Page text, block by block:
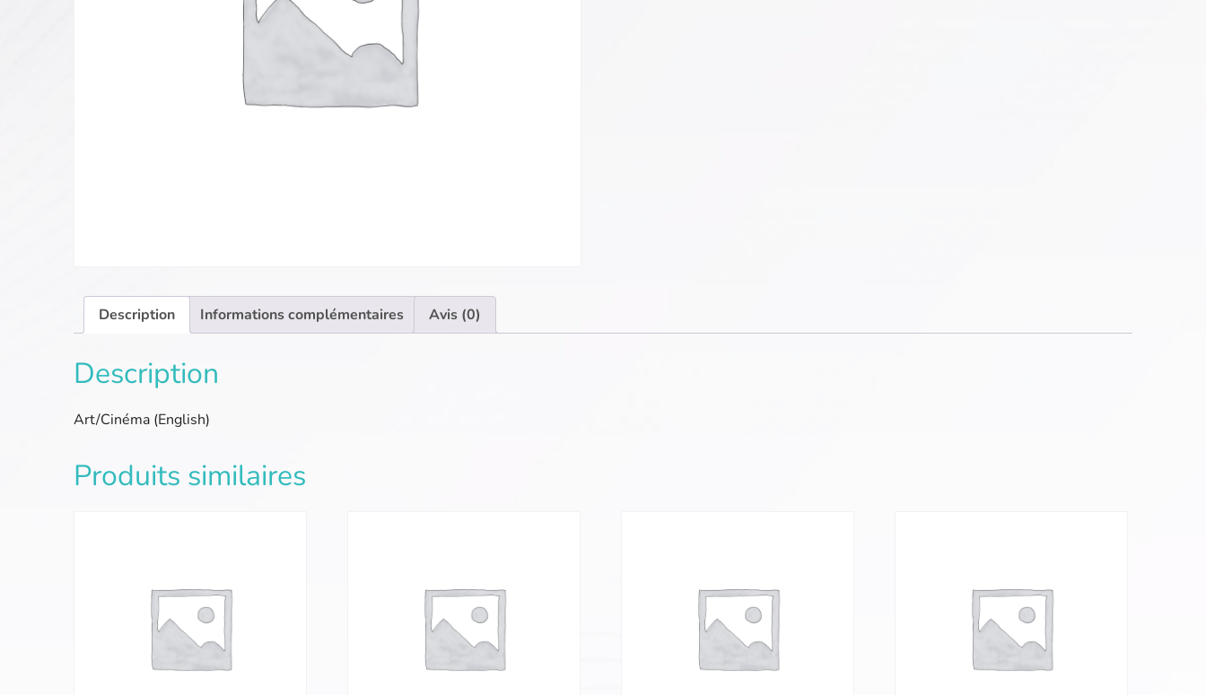
Description Informations complémentaires Avis (0)
Description
Art/Cinéma (English)
Produits similaires